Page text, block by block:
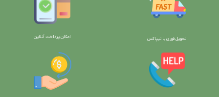
تحویل فوری با تیپاکس امکان پرداخت آنلاین